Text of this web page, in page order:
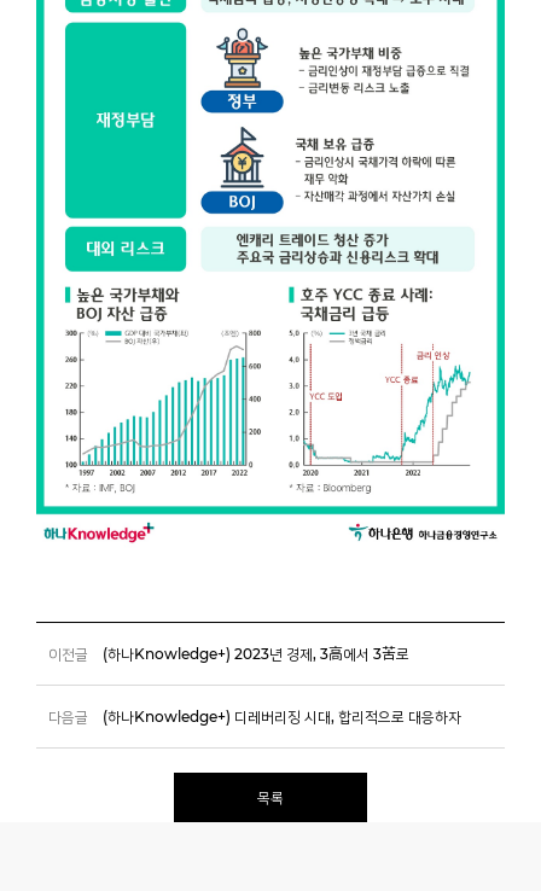
이전글 (하나Knowledge+) 2023년 경제, 3高에서 3苦로
다음글 (하나Knowledge+) 디레버리징 시대, 합리적으로 대응하자
목록